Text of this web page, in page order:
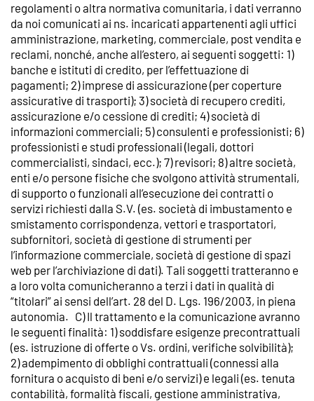
regolamenti o altra normativa comunitaria, i dati verranno
da noi comunicati ai ns. incaricati appartenenti agli uffici
amministrazione, marketing, commerciale, post vendita e
reclami, nonché, anche all’estero, ai seguenti soggetti: 1)
banche e istituti di credito, per l’effettuazione di
pagamenti; 2) imprese di assicurazione (per coperture
assicurative di trasporti); 3) società di recupero crediti,
assicurazione e/o cessione di crediti; 4) società di
informazioni commerciali; 5) consulenti e professionisti; 6)
professionisti e studi professionali (legali, dottori
commercialisti, sindaci, ecc.); 7) revisori; 8) altre società,
enti e/o persone fisiche che svolgono attività strumentali,
di supporto o funzionali all’esecuzione dei contratti o
servizi richiesti dalla S.V. (es. società di imbustamento e
smistamento corrispondenza, vettori e trasportatori,
subfornitori, società di gestione di strumenti per
l’informazione commerciale, società di gestione di spazi
web per l’archiviazione di dati). Tali soggetti tratteranno e
a loro volta comunicheranno a terzi i dati in qualità di
“titolari” ai sensi dell’art. 28 del D. Lgs. 196/2003, in piena
autonomia. C) Il trattamento e la comunicazione avranno
le seguenti finalità: 1) soddisfare esigenze precontrattuali
(es. istruzione di offerte o Vs. ordini, verifiche solvibilità);
2) adempimento di obblighi contrattuali (connessi alla
fornitura o acquisto di beni e/o servizi) e legali (es. tenuta
contabilità, formalità fiscali, gestione amministrativa,